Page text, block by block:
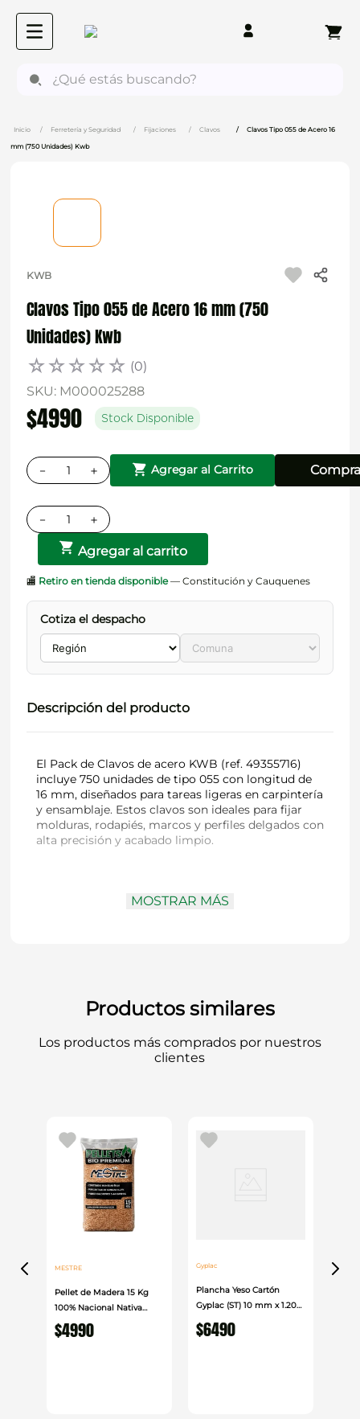
Ferretería y Seguridad Fijaciones Clavos Clavos Tipo 055 de Acero 16
mm (750 Unidades) Kwb
KWB
Clavos Tipo 055 de Acero 16 mm (750
Unidades) Kwb
☆☆☆☆☆ (0)
SKU: M000025288
$4990 Stock Disponible
＋
－ Agregar al Carrito
＋
－
Agregar al carrito
🏬 Retiro en tienda disponible— Constitución y Cauquenes
Cotiza el despacho
Descripción del producto
El Pack de Clavos de acero KWB (ref. 49355716)
incluye 750 unidades de tipo 055 con longitud de
16 mm, diseñados para tareas ligeras en carpintería
y ensamblaje. Estos clavos son ideales para fijar
molduras, rodapiés, marcos y perfiles delgados con
alta precisión y acabado limpio.
Diámetro y tipo: Tipo 055 — ideal para
trabajos finos y delicados
madera perfilada, paneles y rodapiés
Un surtido abundante y preciso que facilita el
MOSTRAR MÁS
Productos similares
Los productos más comprados por nuestros
clientes
MESTRE
Pellet de Madera 15 Kg
100% Nacional Nativa
Mestre
$4990
Gyplac
Plancha Yeso Cartón
Gyplac (ST) 10 mm x 1.20
cm x 2.40cm
$6490